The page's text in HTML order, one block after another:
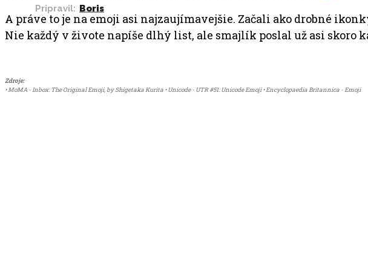
Pripravil: Boris
A práve to je na emoji asi najzaujímavejšie. Začali ako drobné
Nie každý v živote napíše dlhý list, ale smajlík poslal už asi skoro
Zdroje:
• MoMA - Inbox: The Original Emoji, by Shigetaka Kurita • Unicode - UTR #51: Unicode Emoji • Encyclopaedia Britannica - Emoji